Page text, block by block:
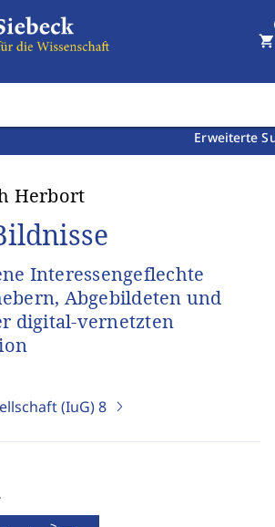
Erweiterte
shopping_cart
Herbort
Interessengeflechte
Abgebildeten und
digital-vernetzten
(IuG)8